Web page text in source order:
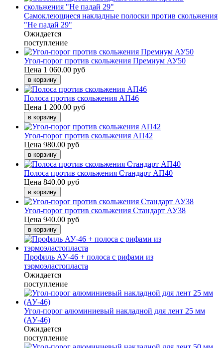
Самоклеющиеся накладные полоски против скольжения
"Не падай 29"
Ожидается
поступление
Угол-порог против скольжения Премиум АУ50
Цена 1 060.00 руб
Полоса против скольжения АП46
Цена 1 200.00 руб
Угол-порог против скольжения АП42
Цена 980.00 руб
Полоса против скольжения Стандарт АП40
Цена 840.00 руб
Угол-порог против скольжения Стандарт АУ38
Цена 940.00 руб
Профиль АУ-46 + полоса с рифами из
тэрмоэластопласта
Ожидается
поступление
Угол-порог алюминиевый накладной для лент 25 мм
(АУ-46)
Ожидается
поступление